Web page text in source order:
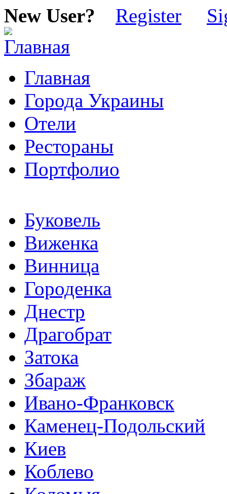
New User? Register
Главная
Города Украины
Отели
Рестораны
Портфолио
Буковель
Виженка
Винница
Городенка
Днестр
Драгобрат
Затока
Збараж
Ивано-Франковск
Каменец-Подольский
Киев
Коблево